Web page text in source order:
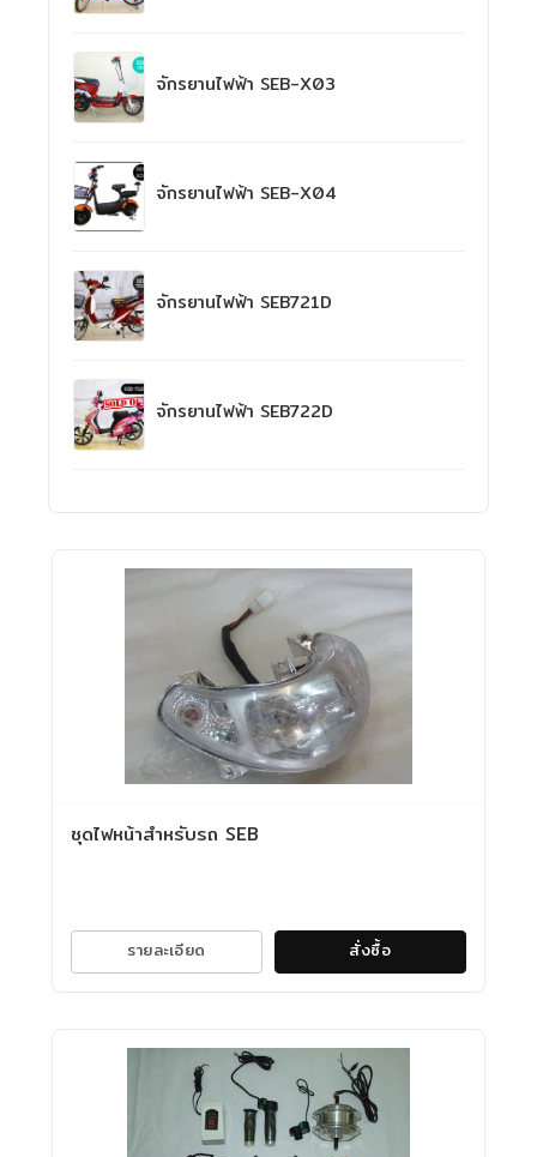
จักรยานไฟฟ้า SEB-X03
จักรยานไฟฟ้า SEB-X04
จักรยานไฟฟ้า SEB721D
จักรยานไฟฟ้า SEB722D
ชุดไฟหน้าสำหรับรถ SEB
รายละเอียด สั่งซื้อ